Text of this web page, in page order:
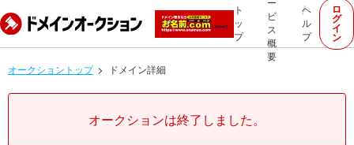
ト
ッ
プ
ー
ビ
ス
概
要
ヘ
ル
プ
ロ
グ
イ
ン
オークショントップ ドメイン詳細
オークションは終了しました。